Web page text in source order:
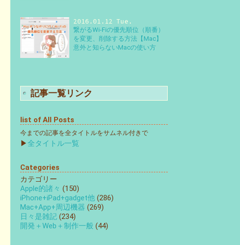
2016.01.12 Tue.
繋がるWi-Fiの優先順位（順番）
を変更、削除する方法【Mac】
意外と知らないMacの使い方
記事一覧リンク
list of All Posts
今までの記事を全タイトルをサムネル付きで
▶全タイトル一覧
Categories
カテゴリー
Apple的諸々 (150)
iPhone+iPad+gadget他 (286)
Mac+App+周辺機器 (269)
日々是雑記 (234)
開発＋Web＋制作一般 (44)